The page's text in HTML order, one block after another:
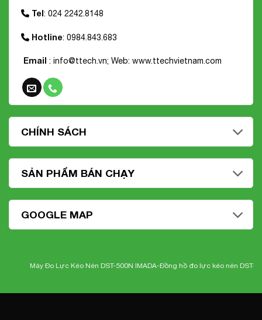
Tel: 024 2242.8148
Hotline: 0984.843.683
Email : info@ttech.vn; Web: www.ttechvietnam.com
CHÍNH SÁCH
SẢN PHẨM BÁN CHẠY
GOOGLE MAP
Máy Đo Lực Kéo Nén DST-500N IMADA-Đồng hồ đo lực kéo nén DST-500N